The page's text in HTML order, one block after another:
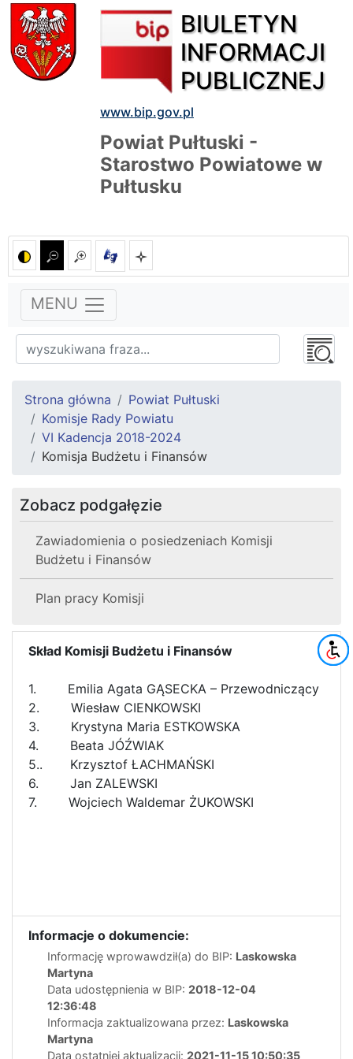
BIULETYN
INFORMACJI
PUBLICZNEJ
www.bip.gov.pl
Powiat Pułtuski -
Starostwo Powiatowe w
Pułtusku
MENU
Strona główna
Powiat Pułtuski
Komisje Rady Powiatu
VI Kadencja 2018-2024
Komisja Budżetu i Finansów
Zobacz podgałęzie
Zawiadomienia o posiedzeniach Komisji
Budżetu i Finansów
Plan pracy Komisji
Skład Komisji Budżetu i Finansów
1. Emilia Agata GĄSECKA – Przewodniczący
2. Wiesław CIENKOWSKI
3. Krystyna Maria ESTKOWSKA
4. Beata JÓŹWIAK
5.. Krzysztof ŁACHMAŃSKI
6. Jan ZALEWSKI
7. Wojciech Waldemar ŻUKOWSKI
Informacje o dokumencie:
Informację wprowawdził(a) do BIP: Laskowska
Martyna
Data udostępnienia w BIP: 2018-12-04
12:36:48
Informacja zaktualizowana przez: Laskowska
Martyna
Data ostatniej aktualizacji: 2021-11-15 10:50:35